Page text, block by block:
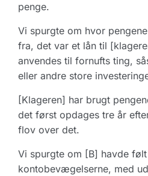
penge.
Vi spurgte om hvor
fra, det var et lån til
anvendes til fornufts ting,
eller andre store
[Klageren] har brugt
det først opdages tre år
flov over det.
Vi spurgte om [B] havde
kontobevægelserne, med